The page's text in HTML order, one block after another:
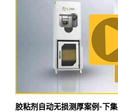
胶粘剂自动无损测厚案例-下集